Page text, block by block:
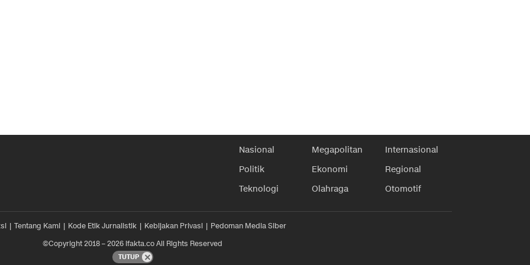
Nasional Megapolitan
Internasional
Politik
Ekonomi
Regional
Teknologi
Olahraga Otomotif
Tentang Kami Kode Etik Jurnalistik Kebijakan Privasi
Pedoman Media Siber
©Copyright 2018 – 2026 ifakta.co All Rights Reserved
TUTUP